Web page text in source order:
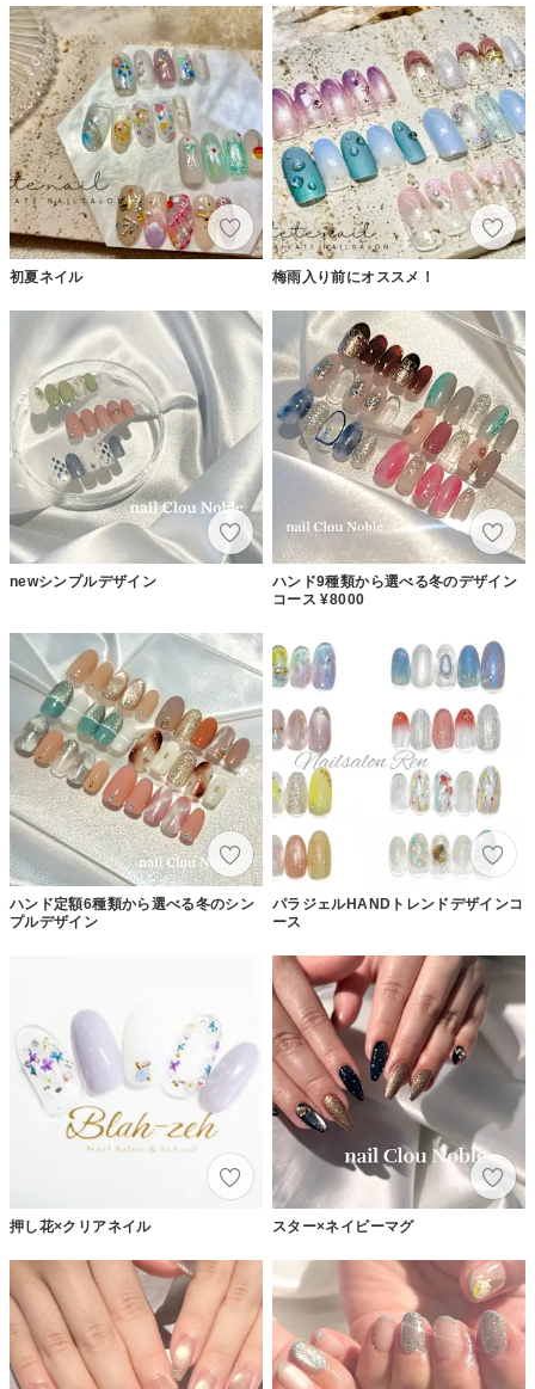
初夏ネイル 梅雨入り前にオススメ！
newシンプルデザイン
ハンド9種類から選べる冬のデザイン
コース ¥8000
ハンド定額6種類から選べる冬のシン
プルデザイン
パラジェルHANDトレンドデザインコ
ース
押し花×クリアネイル スター×ネイビーマグ